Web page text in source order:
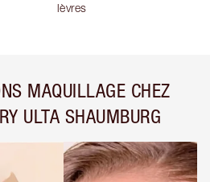
lèvres
MAQUILLAGE CHEZ
ULTA SHAUMBURG